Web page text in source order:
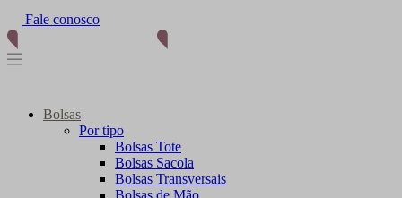
(11) 96012-2976
Fale conosco
Bolsas
Por tipo
Bolsas Tote
Bolsas Sacola
Bolsas Transversais
Bolsas de Mão